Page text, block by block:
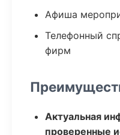
Афиша
Телефонный
фирм
Актуальная
проверенные